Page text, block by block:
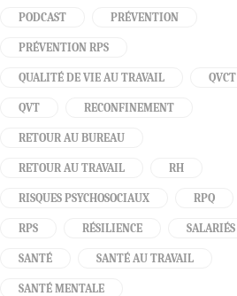
PODCAST PRÉVENTION
PRÉVENTION RPS
QUALITÉ DE VIE AU TRAVAIL QVCT
QVT RECONFINEMENT
RETOUR AU BUREAU
RETOUR AU TRAVAIL RH
RISQUES PSYCHOSOCIAUX RPQ
RPS RÉSILIENCE SALARIÉS
SANTÉ SANTÉ AU TRAVAIL
SANTÉ MENTALE